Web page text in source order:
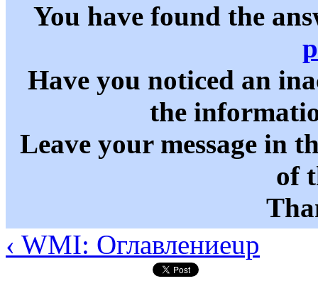
You have found the
Have you noticed an
the
Leave your message in
of
‹ WMI: Оглавлениеup